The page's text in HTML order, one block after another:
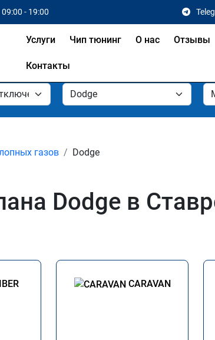
- 19:00
Услуги Чип тюнинг О нас Отзывы
Контакты
газов Dodge
Dodge в
CARAVAN